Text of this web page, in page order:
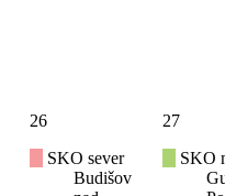
26
SKO sever
Budišov
27
SKO